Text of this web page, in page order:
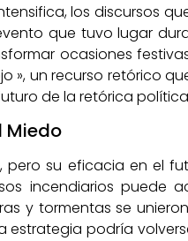
los discursos
que tuvo lugar
ocasiones
», un recurso retórico
de la retórica
Miedo
su eficacia en el
incendiarios puede
y tormentas se
podría